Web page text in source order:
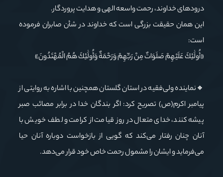
درودهای خداوند، رحمت واسعه الهی و هدایت پروردگار.
این همان حقیقت بزرگی است که خداوند در شأن صابران فرموده
است:
«أُولَٰئِكَ عَلَيْهِمْ صَلَوَاتٌ مِنْ رَبِّهِمْ وَرَحْمَةٌ وَأُولَٰئِكَ هُمُ الْمُهْتَدُونَ»
🔸نماینده ولی‌فقیه در استان گلستان همچنین با اشاره به روایتی از
پیامبر اکرم(ص) تصریح کرد: اگر بندگان خدا در برابر مصائب صبر
پیشه کنند، خدای متعال در روز قیامت از کرامت و لطف خویش با
آنان چنان رفتار می‌کند که گویی از بازخواست دوباره آنان حیا
می‌فرماید و ایشان را مشمول رحمت خاص خود قرار می‌دهد.